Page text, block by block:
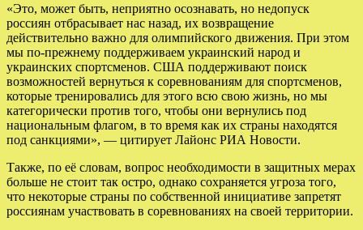
«Это, может быть, неприятно осознавать, но недопуск
россиян отбрасывает нас назад, их возвращение
действительно важно для олимпийского движения. При этом
мы по-прежнему поддерживаем украинский народ и
украинских спортсменов. США поддерживают поиск
возможностей вернуться к соревнованиям для спортсменов,
которые тренировались для этого всю свою жизнь, но мы
категорически против того, чтобы они вернулись под
национальным флагом, в то время как их страны находятся
под санкциями», — цитирует Лайонс РИА Новости.
Также, по её словам, вопрос необходимости в защитных мерах
больше не стоит так остро, однако сохраняется угроза того,
что некоторые страны по собственной инициативе запретят
россиянам участвовать в соревнованиях на своей территории.